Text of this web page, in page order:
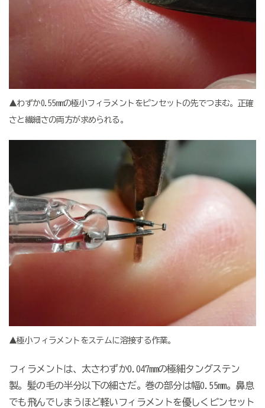
▲わずか0.55mmの極小フィラメントをピンセットの先でつまむ。正確
さと繊細さの両方が求められる。
▲極小フィラメントをステムに溶接する作業。
フィラメントは、太さわずか0.047mmの極細タングステン
製。髪の毛の半分以下の細さだ。巻の部分は幅0.55mm。鼻息
でも飛んでしまうほど軽いフィラメントを優しくピンセット